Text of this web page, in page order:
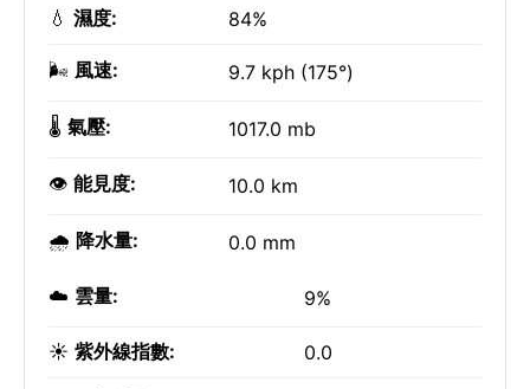
💧 濕度: 84%
🌬️ 風速: 9.7 kph (175°)
🌡️ 氣壓: 1017.0 mb
👁️ 能見度: 10.0 km
🌧️ 降水量: 0.0 mm
☁️ 雲量: 9%
☀️ 紫外線指數: 0.0